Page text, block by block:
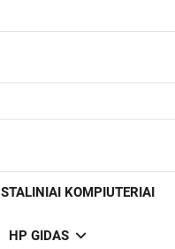
STALINIAI KOMPIUTERIAI
HP GIDAS